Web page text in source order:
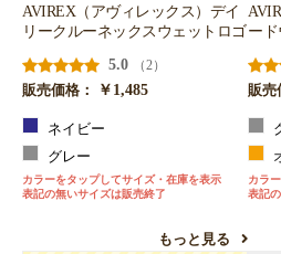
AVIREX（アヴィレックス）デイ
リークルーネックスウェットロゴ
5.0
（2）
販売価格：
￥1,485
ネイビー
グレー
カラーをタップしてサイズ・在庫を表示
表記の無いサイズは販売終了
もっと見る
ー
販売
カラ
表記